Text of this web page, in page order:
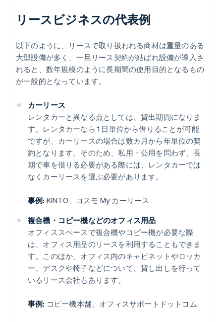
リースビジネスの代表例
以下のように、リースで取り扱われる商材は重量のある
大型設備が多く、一旦リース契約が結ばれ設備が導入さ
れると、数年規模のように長期間の使用目的となるもの
が一般的となっています。
カーリース
レンタカーと異なる点としては、貸出期間になりま
す。レンタカーなら 1 日単位から借りることが可能
ですが、カーリースの場合は数カ月から年単位の契
約となります。そのため、私用・公用を問わず、長
期で車を借りる必要がある際には、レンタカーでは
なくカーリースを選ぶ必要があります。
事例: KINTO、コスモ My カーリース
複合機・コピー機などのオフィス用品
オフィススペースで複合機やコピー機が必要な際
は、オフィス用品のリースを利用することもできま
す。このほか、オフィス内のキャビネットやロッカ
ー、デスクや椅子などについて、貸し出しを行って
いるリース会社もあります。
事例: コピー機本舗、オフィスサポートドットコム